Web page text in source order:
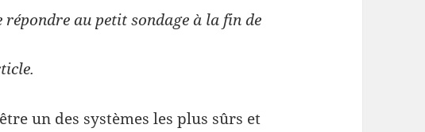
au petit sondage à la fin de
un des systèmes les plus sûrs et